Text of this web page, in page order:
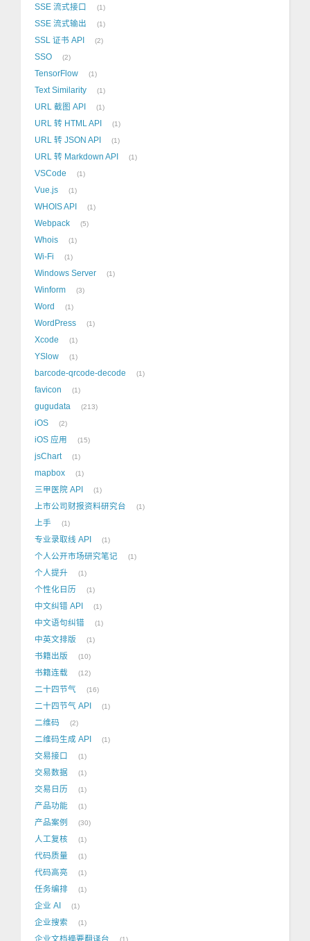
SSE 流式接口 1
SSE 流式输出 1
SSL 证书 API 2
SSO 2
TensorFlow 1
Text Similarity 1
URL 截图 API 1
URL 转 HTML API 1
URL 转 JSON API 1
URL 转 Markdown API 1
VSCode 1
Vue.js 1
WHOIS API 1
Webpack 5
Whois 1
Wi-Fi 1
Windows Server 1
Winform 3
Word 1
WordPress 1
Xcode 1
YSlow 1
barcode-qrcode-decode 1
favicon 1
gugudata 213
iOS 2
iOS 应用 15
jsChart 1
mapbox 1
三甲医院 API 1
上市公司财报资料研究台 1
上手 1
专业录取线 API 1
个人公开市场研究笔记 1
个人提升 1
个性化日历 1
中文纠错 API 1
中文语句纠错 1
中英文排版 1
书籍出版 10
书籍连载 12
二十四节气 16
二十四节气 API 1
二维码 2
二维码生成 API 1
交易接口 1
交易数据 1
交易日历 1
产品功能 1
产品案例 30
人工复核 1
代码质量 1
代码高亮 1
任务编排 1
企业 AI 1
企业搜索 1
企业文档摘要翻译台 1